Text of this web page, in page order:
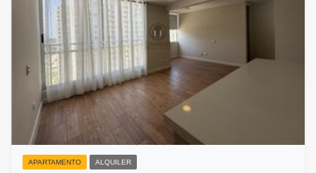
APARTAMENTO ALQUILER